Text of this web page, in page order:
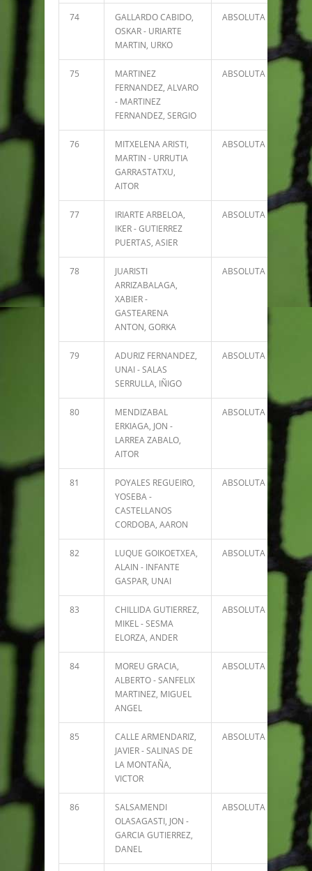
74
GALLARDO CABIDO,
OSKAR - URIARTE
MARTIN, URKO
ABSOLUTA 1167
75
MARTINEZ
FERNANDEZ, ALVARO
- MARTINEZ
FERNANDEZ, SERGIO
ABSOLUTA 1156
76
MITXELENA ARISTI,
MARTIN - URRUTIA
GARRASTATXU,
AITOR
ABSOLUTA 1154
77
IRIARTE ARBELOA,
IKER - GUTIERREZ
PUERTAS, ASIER
ABSOLUTA
78
JUARISTI
ARRIZABALAGA,
XABIER -
GASTEARENA
ANTON, GORKA
ABSOLUTA
79
ADURIZ FERNANDEZ,
UNAI - SALAS
SERRULLA, IÑIGO
ABSOLUTA
80
MENDIZABAL
ERKIAGA, JON -
LARREA ZABALO,
AITOR
ABSOLUTA 925
81
POYALES REGUEIRO,
YOSEBA -
CASTELLANOS
CORDOBA, AARON
ABSOLUTA
82
LUQUE GOIKOETXEA,
ALAIN - INFANTE
GASPAR, UNAI
ABSOLUTA 881
83
CHILLIDA GUTIERREZ,
MIKEL - SESMA
ELORZA, ANDER
ABSOLUTA 876
84
MOREU GRACIA,
ALBERTO - SANFELIX
MARTINEZ, MIGUEL
ANGEL
ABSOLUTA 791
85
CALLE ARMENDARIZ,
JAVIER - SALINAS DE
LA MONTAÑA,
VICTOR
ABSOLUTA 786
86
SALSAMENDI
OLASAGASTI, JON -
GARCIA GUTIERREZ,
DANEL
ABSOLUTA 784